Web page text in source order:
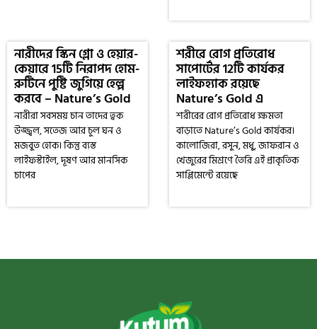
নারীদের স্কিন গ্লো ও হেয়ার-
কেয়ারে 15টি নিরাপদ হোম-
রুটিনে পুষ্টি জুগিয়ে হেল্প
করবে – Nature’s Gold
নারীরা সবসময় চান তাদের ত্বক
উজ্জ্বল, সতেজ আর চুল ঘন ও
মজবুত হোক। কিন্তু ব্যস্ত
লাইফস্টাইল, দূষণ আর মানসিক
চাপের
শরীরে রোগ প্রতিরোধ
সাপোর্টের 12টি কার্যকর
লাইফহ্যাক রয়েছে
Nature’s Gold এ
শরীরের রোগ প্রতিরোধ ক্ষমতা
বাড়াতে Nature’s Gold কার্যকর।
কালোজিরা, রসুন, মধু, জাফরান ও
খেজুরের মিশ্রণে তৈরি এই প্রাকৃতিক
সাপ্লিমেন্টে রয়েছে